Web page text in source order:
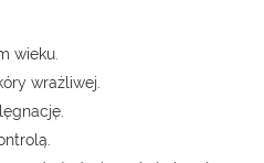
wieku.
wrażliwej.